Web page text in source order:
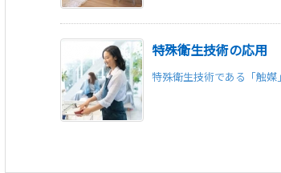
特殊衛生技術の応用
特殊衛生技術である「触